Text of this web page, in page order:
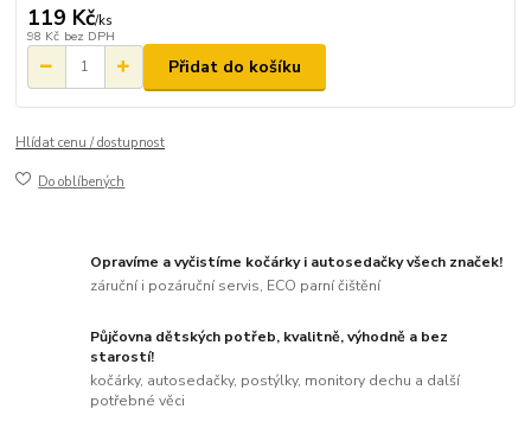
119 Kč/ks
98 Kč bez DPH
Přidat do košíku
Hlídat cenu / dostupnost
Do oblíbených
Opravíme a vyčistíme kočárky i autosedačky všech značek!
záruční i pozáruční servis, ECO parní čištění
Půjčovna dětských potřeb, kvalitně, výhodně a bez
starostí!
kočárky, autosedačky, postýlky, monitory dechu a další
potřebné věci